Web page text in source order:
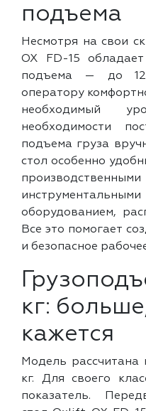
подъема
Несмотря на свои
OX FD-15
подъема — до
оператору
необходимый
необходимости
подъема груза
стол особенно
оборудованием,
Все это помогает
и безопасное
кг:
кажется
Модель
кг. Для своего
показатель.